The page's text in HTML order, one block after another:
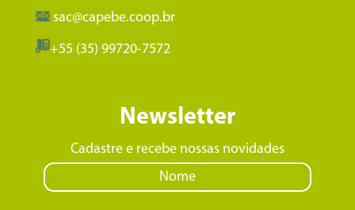
sac@capebe.coop.br
+55 (35) 99720-7572
Newsletter
Cadastre e recebe nossas novidades